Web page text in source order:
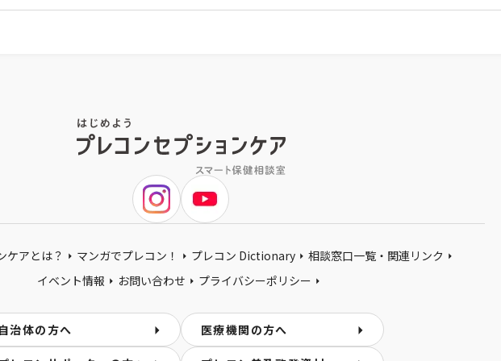
ケアとは？ マンガでプレコン！ プレコン Dictionary
相談窓口一覧・関連リンク
イベント情報
お問い合わせ プライバシーポリシー
自治体の方へ 医療機関の方へ